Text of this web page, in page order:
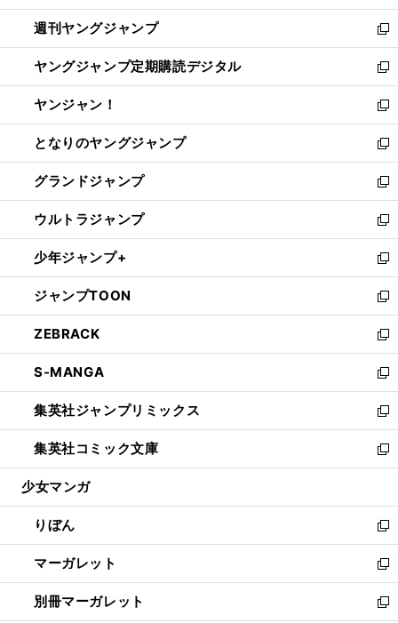
開
く
ウ
で
開
く
ン
ド
ウ
で
開
く
ウ
ィ
ン
ド
ウ
で
開
く
週刊ヤングジャンプ
新
し
い
ウ
ィ
ン
ド
ウ
で
開
く
ヤングジャンプ定期購読デジタル
新
し
い
ウ
ィ
ン
ド
ウ
で
開
く
ヤンジャン！
新
し
い
ウ
ィ
ン
ド
ウ
で
開
く
となりのヤングジャンプ
新
し
い
ウ
ィ
ン
ド
ウ
で
開
く
グランドジャンプ
新
し
い
ウ
ィ
ン
ド
ウ
で
開
く
ウルトラジャンプ
新
し
い
ウ
ィ
ン
ド
ウ
で
開
く
少年ジャンプ+
新
し
い
ウ
ィ
ン
ド
ウ
で
開
く
ジャンプTOON
新
し
い
ウ
ィ
ン
ド
ウ
で
開
ZEBRACK
新
し
い
ウ
ィ
ン
ド
ウ
開
く
S-MANGA
新
し
い
ウ
ィ
ン
ウ
で
開
く
集英社ジャンプリミックス
新
し
い
ウ
ン
ド
ウ
で
開
く
集英社コミック文庫
新
し
ウ
ィ
ン
ド
ウ
で
少女マンガ
りぼん
新
し
い
ウ
ィ
マーガレット
新
し
い
別冊マーガレット
新